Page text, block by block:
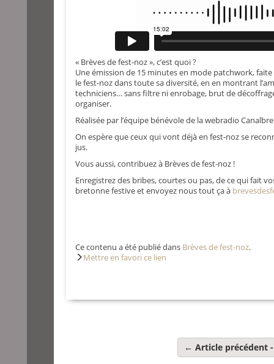
« Brèves de fest-noz », c’est quoi ?
Une émission de 15 minutes en mode patchwork,
le fest-noz dans toute sa diversité, en en montrant
techniciens… sans filtre ni enrobage, brut de
organiser.
Réalisée par l’équipe bénévole de la webradio
On espère que ceux qui vont déjà en fest-noz se
jus.
Vous aussi, contribuez à Brèves de fest-noz !
Enregistrez des bribes, courtes ou pas, de ce qui fait
bretonne festive et envoyez nous tout ça à
Ce contenu a été publié dans Brèves de fest-noz.
Mettre en favori ce lien
← Article précédent -